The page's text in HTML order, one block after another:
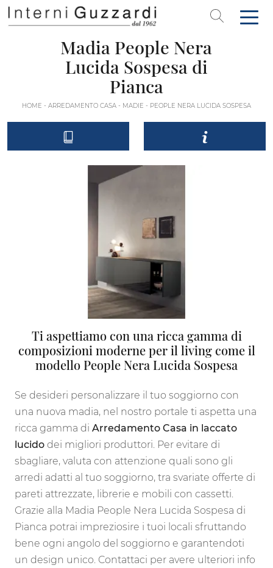
Madia People Nera
Lucida Sospesa di
Pianca
HOME - ARREDAMENTO CASA - MADIE - PEOPLE NERA LUCIDA SOSPESA
Ti aspettiamo con una ricca gamma di
composizioni moderne per il living come il
modello People Nera Lucida Sospesa
Se desideri personalizzare il tuo soggiorno con
una nuova madia, nel nostro portale ti aspetta una
ricca gamma di Arredamento Casa in laccato
lucido dei migliori produttori. Per evitare di
sbagliare, valuta con attenzione quali sono gli
arredi adatti al tuo soggiorno, tra svariate offerte di
pareti attrezzate, librerie e mobili con cassetti.
Grazie alla Madia People Nera Lucida Sospesa di
Pianca potrai impreziosire i tuoi locali sfruttando
bene ogni angolo del soggiorno e garantendoti
un design unico. Contattaci per avere ulteriori info